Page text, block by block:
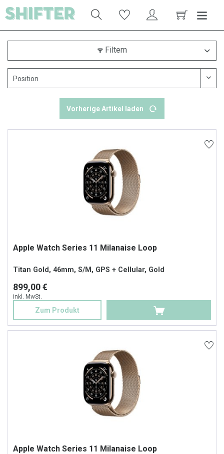
Filtern
Vorherige Artikel laden
Apple Watch Series 11 Milanaise Loop
Titan Gold, 46mm, S/M, GPS + Cellular, Gold
899,00 €
inkl. MwSt.
Zum Produkt
Apple Watch Series 11 Milanaise Loop